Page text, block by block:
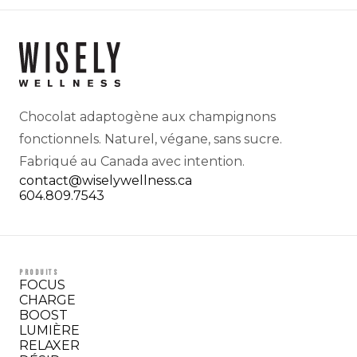
Chocolat adaptogène aux champignons
fonctionnels. Naturel, végane, sans sucre.
Fabriqué au Canada avec intention.
contact@wiselywellness.ca
604.809.7543
PRODUITS
FOCUS
CHARGE
BOOST
LUMIÈRE
RELAXER